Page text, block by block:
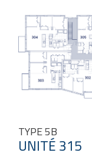
TYPE 5B
UNITÉ 315